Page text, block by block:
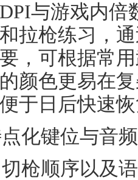
与游戏内
拉枪练习，
，可根据常
颜色更易在
于日后快速
化键位与音
枪顺序以及